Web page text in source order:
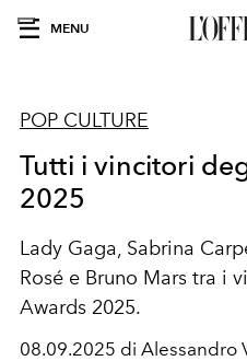
MENU
POP CULTURE
Tutti i vincitori
2025
Lady Gaga, Sabrina
Rosé e Bruno Mars tra i
Awards 2025.
08.09.2025 di Alessandro